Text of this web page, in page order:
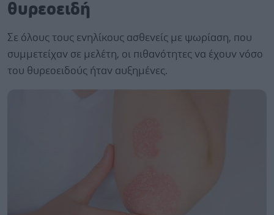
θυρεοειδή
Σε όλους τους ενηλίκους ασθενείς με ψωρίαση, που
συμμετείχαν σε μελέτη, οι πιθανότητες να έχουν νόσο
του θυρεοειδούς ήταν αυξημένες.